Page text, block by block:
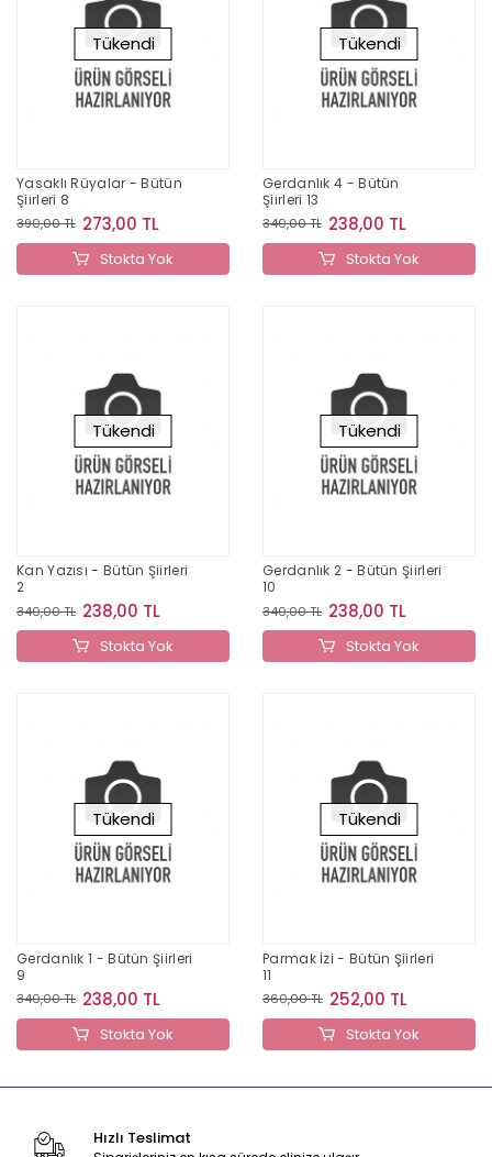
Tükendi
Yasaklı Rüyalar - Bütün
Şiirleri 8
390,00 TL 273,00 TL
Stokta Yok
Tükendi
Gerdanlık 4 - Bütün
Şiirleri 13
340,00 TL 238,00 TL
Stokta Yok
Tükendi
Kan Yazısı - Bütün Şiirleri
2
340,00 TL 238,00 TL
Stokta Yok
Tükendi
Gerdanlık 2 - Bütün Şiirleri
10
340,00 TL 238,00 TL
Stokta Yok
Tükendi
Gerdanlık 1 - Bütün Şiirleri
9
340,00 TL 238,00 TL
Stokta Yok
Tükendi
Parmak İzi - Bütün Şiirleri
11
360,00 TL 252,00 TL
Stokta Yok
Hızlı Teslimat